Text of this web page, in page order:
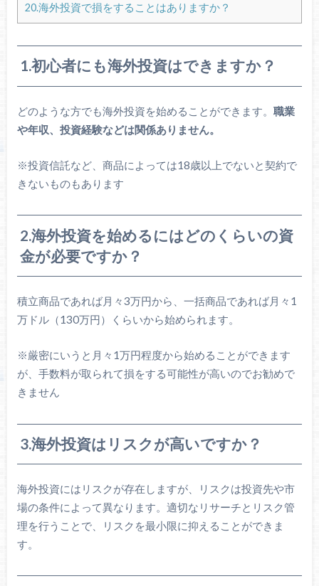
20.海外投資で損をすることはありますか？
1.初心者にも海外投資はできますか？
どのような方でも海外投資を始めることができます。 職業
や年収、投資経験などは関係ありません。
※投資信託など、商品によっては18歳以上でないと契約で
きないものもあります
2.海外投資を始めるにはどのくらいの資
金が必要ですか？
積立商品であれば月々3万円から、一括商品であれば月々1
万ドル（130万円）くらいから始められます。
※厳密にいうと月々1万円程度から始めることができます
が、手数料が取られて損をする可能性が高いのでお勧めで
きません
3.海外投資はリスクが高いですか？
海外投資にはリスクが存在しますが、リスクは投資先や市
場の条件によって異なります。適切なリサーチとリスク管
理を行うことで、リスクを最小限に抑えることができま
す。